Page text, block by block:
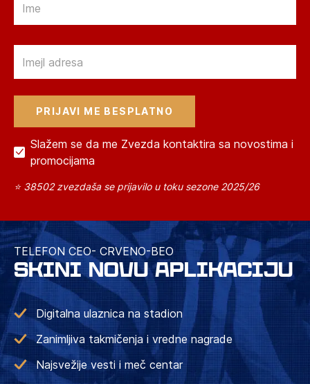
Slažem se da me Zvezda kontaktira sa novostima i
promocijama
⭐ 38502 zvezdaša se prijavilo u toku sezone 2025/26
TELEFON CEO- CRVENO-BEO
SKINI NOVU APLIKACIJU
Digitalna ulaznica na stadion
Zanimljiva takmičenja i vredne nagrade
Najsvežije vesti i meč centar